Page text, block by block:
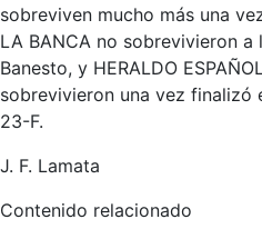
sobreviven mucho más una
LA BANCA no sobrevivieron a
Banesto, y HERALDO
sobrevivieron una vez finalizó
23-F.
J. F. Lamata
Contenido relacionado